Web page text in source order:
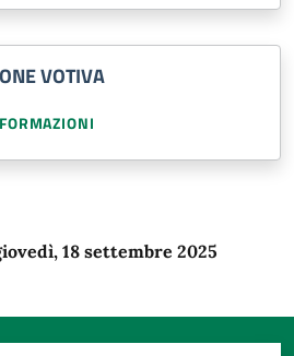
VOTIVA
18 settembre 2025